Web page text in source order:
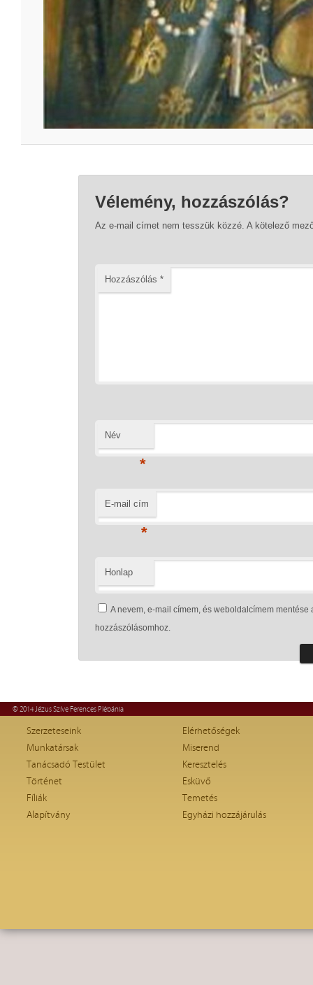
Vélemény, hozzászólás?
Az e-mail címet nem tesszük közzé. A kötelező
Hozzászólás *
Név
*
E-mail cím
*
Honlap
A nevem, e-mail címem, és weboldalcímem
hozzászólásomhoz.
© 2014 Jézus Szíve Ferences Plébánia
Szerzeteseink
Munkatársak
Tanácsadó Testület
Történet
Fíliák
Alapítvány
Elérhetőségek
Miserend
Keresztelés
Esküvő
Temetés
Egyházi hozzájárulás